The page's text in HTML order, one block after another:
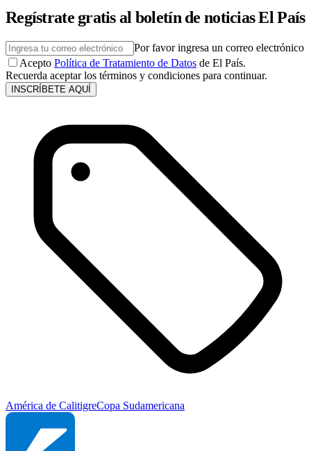
Regístrate gratis al boletín de noticias El País
Por favor ingresa un correo electrónico
Acepto Política de Tratamiento de Datos de El País.
Recuerda aceptar los términos y condiciones para continuar.
INSCRÍBETE AQUÍ
América de CalitigreCopa Sudamericana